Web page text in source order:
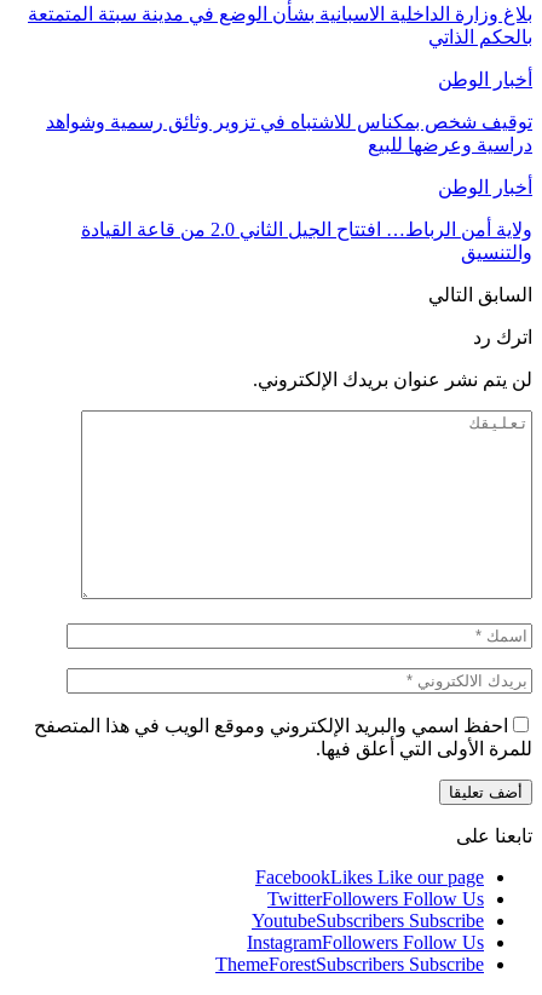
بلاغ وزارة الداخلية الاسبانية بشأن الوضع في مدينة سبتة المتمتعة
بالحكم الذاتي
أخبار الوطن
توقيف شخص بمكناس للاشتباه في تزوير وثائق رسمية وشواهد
دراسية وعرضها للبيع
أخبار الوطن
ولاية أمن الرباط… افتتاح الجيل الثاني 2.0 من قاعة القيادة
والتنسيق
السابق التالي
اترك رد
لن يتم نشر عنوان بريدك الإلكتروني.
احفظ اسمي والبريد الإلكتروني وموقع الويب في هذا المتصفح
للمرة الأولى التي أعلق فيها.
تابعنا على
FacebookLikes Like our page
TwitterFollowers Follow Us
YoutubeSubscribers Subscribe
InstagramFollowers Follow Us
ThemeForestSubscribers Subscribe